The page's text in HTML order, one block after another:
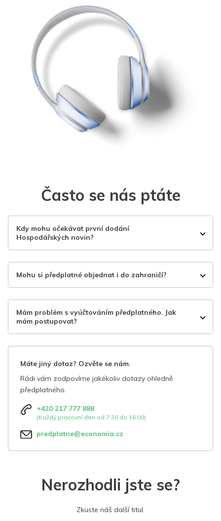
Často se nás ptáte
Kdy mohu očekávat první dodání
Hospodářských novin?
Mohu si předplatné objednat i do zahraničí?
Mám problém s vyúčtováním předplatného. Jak
mám postupovat?
Máte jiný dotaz? Ozvěte se nám.
Rádi vám zodpovíme jakékoliv dotazy ohledně
předplatného.
+420 217 777 888
(Každý pracovní den od 7:30 do 16:00)
predplatne@economia.cz
Nerozhodli jste se?
Zkuste náš další titul.